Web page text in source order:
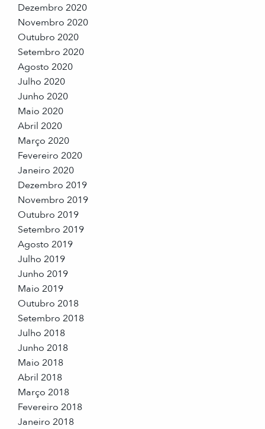
Dezembro 2020
Novembro 2020
Outubro 2020
Setembro 2020
Agosto 2020
Julho 2020
Junho 2020
Maio 2020
Abril 2020
Março 2020
Fevereiro 2020
Janeiro 2020
Dezembro 2019
Novembro 2019
Outubro 2019
Setembro 2019
Agosto 2019
Julho 2019
Junho 2019
Maio 2019
Outubro 2018
Setembro 2018
Julho 2018
Junho 2018
Maio 2018
Abril 2018
Março 2018
Fevereiro 2018
Janeiro 2018